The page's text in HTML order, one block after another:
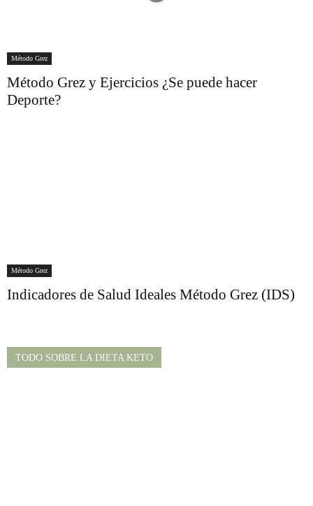
Método Grez
Método Grez y Ejercicios ¿Se puede hacer
Deporte?
Método Grez
Indicadores de Salud Ideales Método Grez (IDS)
TODO SOBRE LA DIETA KETO